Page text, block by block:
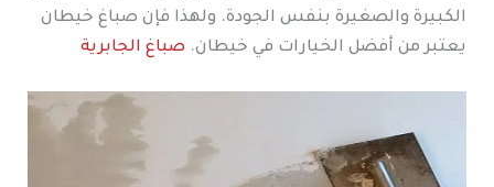
الكبيرة والصغيرة بنفس الجودة. ولهذا فإن صباغ خيطان
يعتبر من أفضل الخيارات في خيطان. صباغ الجابرية